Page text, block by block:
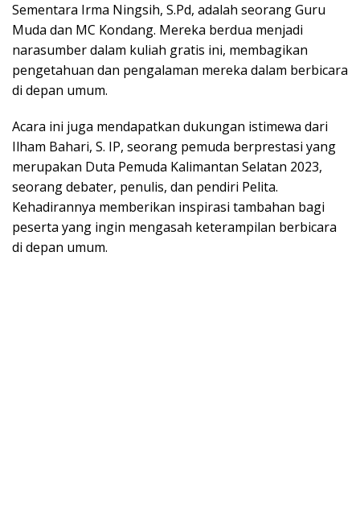
Sementara Irma Ningsih, S.Pd, adalah seorang Guru
Muda dan MC Kondang. Mereka berdua menjadi
narasumber dalam kuliah gratis ini, membagikan
pengetahuan dan pengalaman mereka dalam berbicara
di depan umum.
Acara ini juga mendapatkan dukungan istimewa dari
Ilham Bahari, S. IP, seorang pemuda berprestasi yang
merupakan Duta Pemuda Kalimantan Selatan 2023,
seorang debater, penulis, dan pendiri Pelita.
Kehadirannya memberikan inspirasi tambahan bagi
peserta yang ingin mengasah keterampilan berbicara
di depan umum.